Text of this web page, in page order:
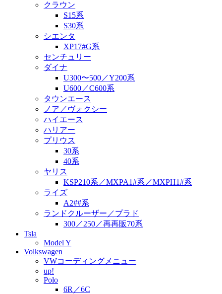
クラウン
S15系
S30系
シエンタ
XP17#G系
センチュリー
ダイナ
U300〜500／Y200系
U600／C600系
タウンエース
ノア／ヴォクシー
ハイエース
ハリアー
プリウス
30系
40系
ヤリス
KSP210系／MXPA1#系／MXPH1#系
ライズ
A2##系
ランドクルーザー／プラド
300／250／再再販70系
Tsla
Model Y
Volkswagen
VWコーディングメニュー
up!
Polo
6R／6C